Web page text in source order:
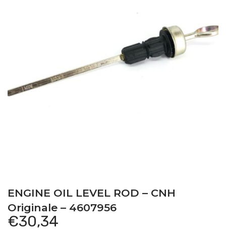
ENGINE OIL LEVEL ROD – CNH
Originale – 4607956
€30,34